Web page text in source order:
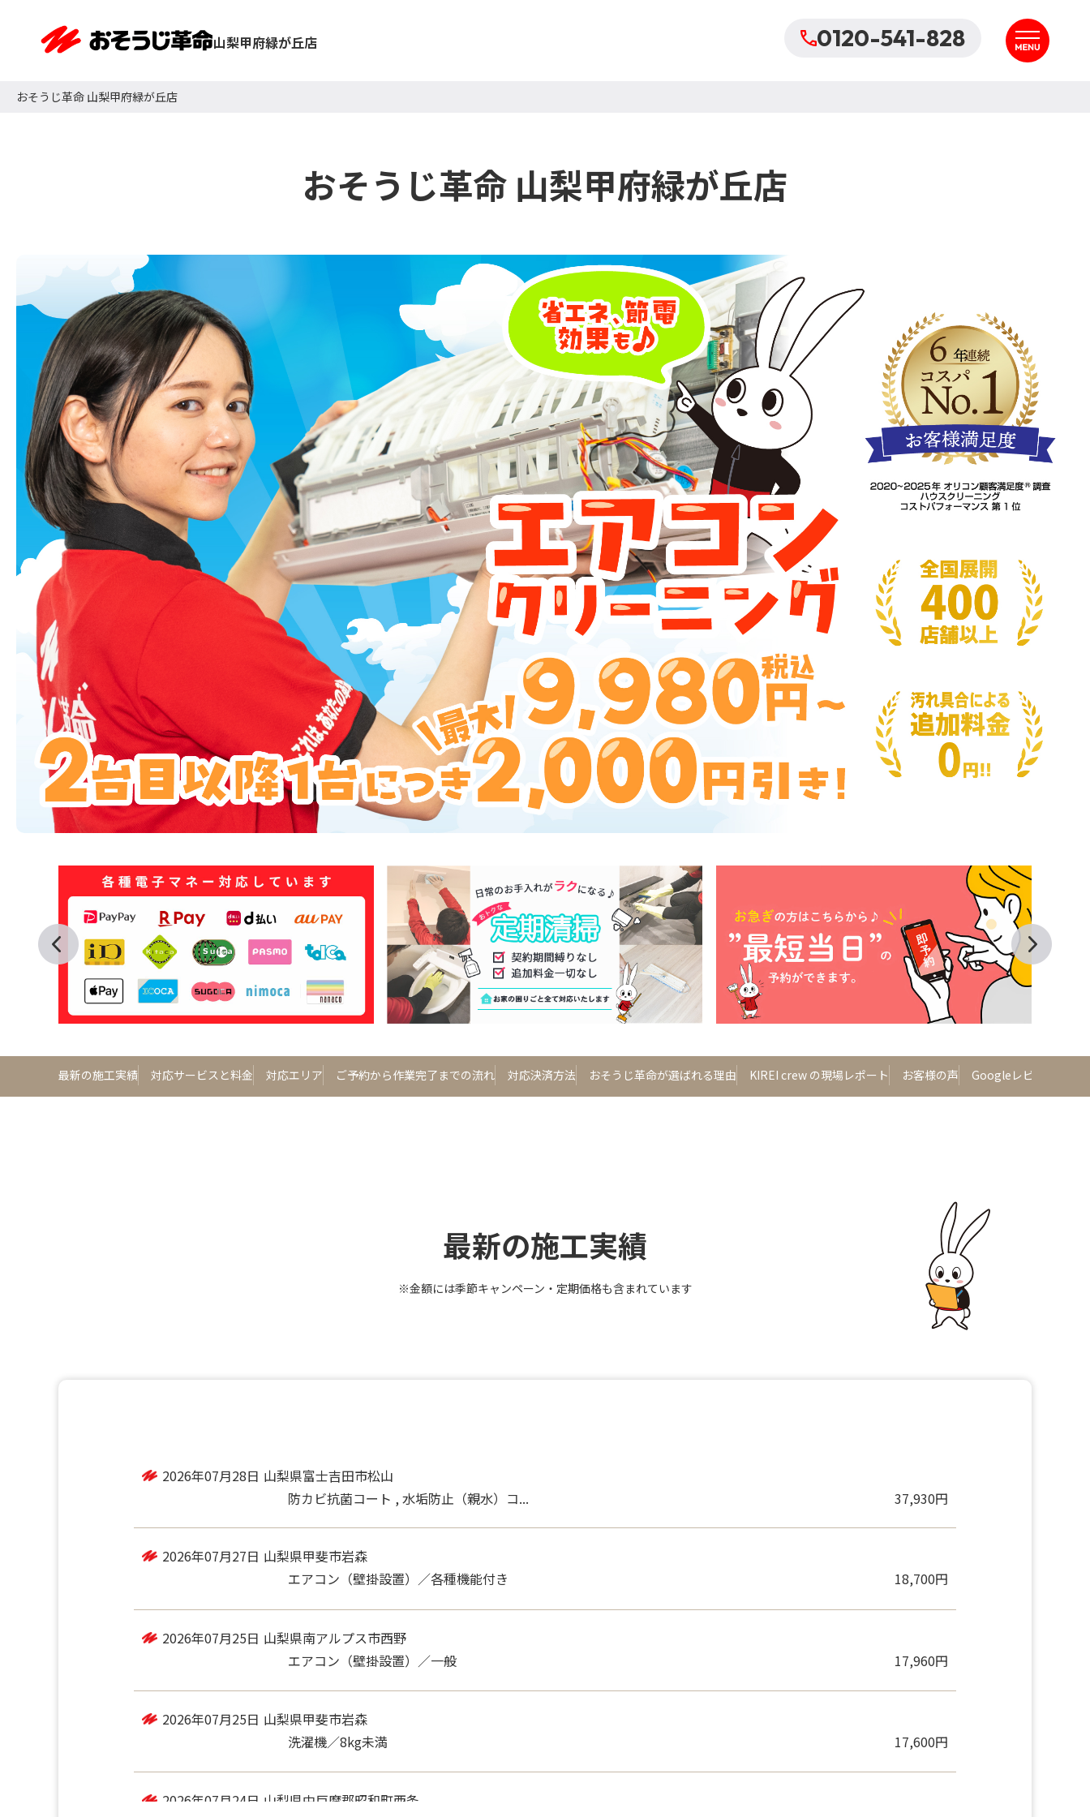
山梨甲府緑が丘店 0120-541-828
おそうじ革命 山梨甲府緑が丘店
おそうじ革命 山梨甲府緑が丘店
最新の施工実績 対応サービスと料金 対応エリア ご予約から作業完了までの流れ 対応決済方法 おそうじ革命が選ばれる理由 KIREI crew の現場レポート お客様の声 Googleレビュー
最新の施工実績
※金額には季節キャンペーン・定期価格も含まれています
2026年07月28日 山梨県富士吉田市松山
防カビ抗菌コート , 水垢防止（親水）コ...
37,930円
2026年07月27日 山梨県甲斐市岩森
エアコン（壁掛設置）／各種機能付き
18,700円
2026年07月25日 山梨県南アルプス市西野
エアコン（壁掛設置）／一般
17,960円
2026年07月25日 山梨県甲斐市岩森
洗濯機／8kg未満
17,600円
2026年07月24日 山梨県中巨摩郡昭和町西条